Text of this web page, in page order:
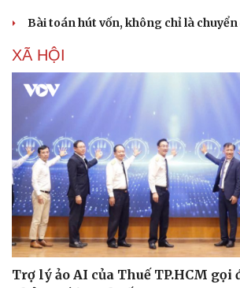
Bài toán hút vốn, không chỉ là
XÃ HỘI
Trợ lý ảo AI của Thuế TP.HCM gọi